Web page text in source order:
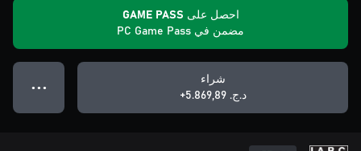
احصل على GAME PASS
مضمن في PC Game Pass
شراء
د.ج.‏ 5.869,89+
● ● ●